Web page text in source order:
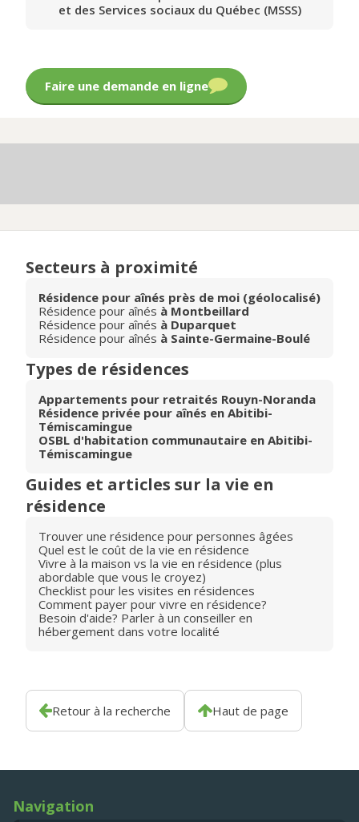
et des Services sociaux du Québec (MSSS)
Faire une demande en ligne
Secteurs à proximité
Résidence pour aînés près de moi (géolocalisé)
Résidence pour aînés à Montbeillard
Résidence pour aînés à Duparquet
Résidence pour aînés à Sainte-Germaine-Boulé
Types de résidences
Appartements pour retraités Rouyn-Noranda
Résidence privée pour aînés en Abitibi-
Témiscamingue
OSBL d'habitation communautaire en Abitibi-
Témiscamingue
Guides et articles sur la vie en
résidence
Trouver une résidence pour personnes âgées
Quel est le coût de la vie en résidence
Vivre à la maison vs la vie en résidence (plus
abordable que vous le croyez)
Checklist pour les visites en résidences
Comment payer pour vivre en résidence?
Besoin d'aide? Parler à un conseiller en
hébergement dans votre localité
Retour à la recherche Haut de page
Navigation